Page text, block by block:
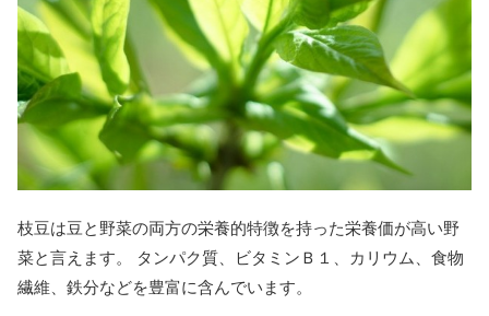
枝豆は豆と野菜の両方の栄養的特徴を持った栄養価が高い野
菜と言えます。 タンパク質、ビタミンＢ１、カリウム、食物
繊維、鉄分などを豊富に含んでいます。